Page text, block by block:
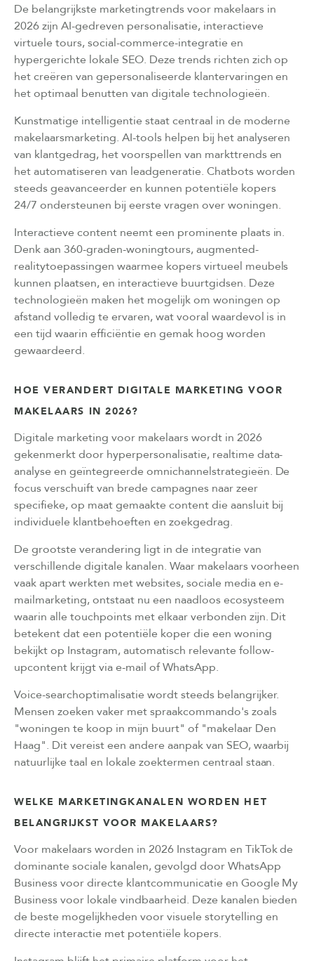
De belangrijkste marketingtrends voor makelaars in
2026 zijn AI-gedreven personalisatie, interactieve
virtuele tours, social-commerce-integratie en
hypergerichte lokale SEO. Deze trends richten zich op
het creëren van gepersonaliseerde klantervaringen en
het optimaal benutten van digitale technologieën.
Kunstmatige intelligentie staat centraal in de moderne
makelaarsmarketing. AI-tools helpen bij het analyseren
van klantgedrag, het voorspellen van markttrends en
het automatiseren van leadgeneratie. Chatbots worden
steeds geavanceerder en kunnen potentiële kopers
24/7 ondersteunen bij eerste vragen over woningen.
Interactieve content neemt een prominente plaats in.
Denk aan 360-graden-woningtours, augmented-
realitytoepassingen waarmee kopers virtueel meubels
kunnen plaatsen, en interactieve buurtgidsen. Deze
technologieën maken het mogelijk om woningen op
afstand volledig te ervaren, wat vooral waardevol is in
een tijd waarin efficiëntie en gemak hoog worden
gewaardeerd.
HOE VERANDERT DIGITALE MARKETING VOOR
MAKELAARS IN 2026?
Digitale marketing voor makelaars wordt in 2026
gekenmerkt door hyperpersonalisatie, realtime data-
analyse en geïntegreerde omnichannelstrategieën. De
focus verschuift van brede campagnes naar zeer
specifieke, op maat gemaakte content die aansluit bij
individuele klantbehoeften en zoekgedrag.
De grootste verandering ligt in de integratie van
verschillende digitale kanalen. Waar makelaars voorheen
vaak apart werkten met websites, sociale media en e-
mailmarketing, ontstaat nu een naadloos ecosysteem
waarin alle touchpoints met elkaar verbonden zijn. Dit
betekent dat een potentiële koper die een woning
bekijkt op Instagram, automatisch relevante follow-
upcontent krijgt via e-mail of WhatsApp.
Voice-searchoptimalisatie wordt steeds belangrijker.
Mensen zoeken vaker met spraakcommando's zoals
"woningen te koop in mijn buurt" of "makelaar Den
Haag". Dit vereist een andere aanpak van SEO, waarbij
natuurlijke taal en lokale zoektermen centraal staan.
WELKE MARKETINGKANALEN WORDEN HET
BELANGRIJKST VOOR MAKELAARS?
Voor makelaars worden in 2026 Instagram en TikTok de
dominante sociale kanalen, gevolgd door WhatsApp
Business voor directe klantcommunicatie en Google My
Business voor lokale vindbaarheid. Deze kanalen bieden
de beste mogelijkheden voor visuele storytelling en
directe interactie met potentiële kopers.